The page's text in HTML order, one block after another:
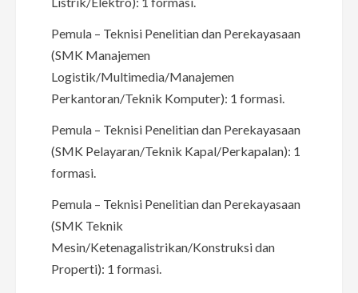
Pemula – Teknisi Penelitian dan Perekayasaan
(SMK Manajemen
Logistik/Multimedia/Manajemen
Perkantoran/Teknik Komputer): 1 formasi.
Pemula – Teknisi Penelitian dan Perekayasaan
(SMK Pelayaran/Teknik Kapal/Perkapalan): 1
formasi.
Pemula – Teknisi Penelitian dan Perekayasaan
(SMK Teknik
Mesin/Ketenagalistrikan/Konstruksi dan
Properti): 1 formasi.